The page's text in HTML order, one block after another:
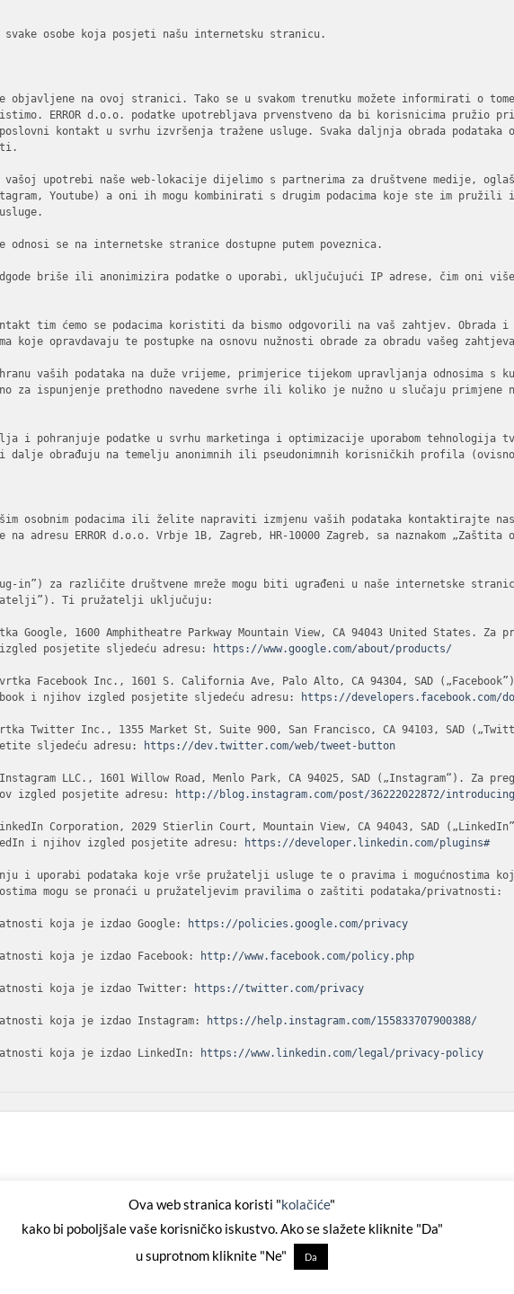
svake osobe koja posjeti našu internetsku stranicu.
na ovoj stranici. Tako se u svakom trenutku možete informirati o
ERROR d.o.o. podatke upotrebljava prvenstveno da bi korisnicima pružio
kontakt u svrhu izvršenja tražene usluge. Svaka daljnja obrada podataka
upotrebi naše web-lokacije dijelimo s partnerima za društvene medije,
Youtube) a oni ih mogu kombinirati s drugim podacima koje ste im
se na internetske stranice dostupne putem poveznica.
briše ili anonimizira podatke o uporabi, uključujući IP adrese, čim oni
tim ćemo se podacima koristiti da bismo odgovorili na vaš zahtjev. Obrada i
koje opravdavaju te postupke na osnovu nužnosti obrade za obradu vašeg
vaših podataka na duže vrijeme, primjerice tijekom upravljanja odnosima s
za ispunjenje prethodno navedene svrhe ili koliko je nužno u slučaju primjene
i pohranjuje podatke u svrhu marketinga i optimizacije uporabom tehnologija
i dalje obrađuju na temelju anonimnih ili pseudonimnih korisničkih profila
adresu ERROR d.o.o. Vrbje 1B, Zagreb, HR-10000 Zagreb, sa naznakom „Zaštita
in”) za različite društvene mreže mogu biti ugrađeni u naše internetske
Ti pružatelji uključuju:
Google, 1600 Amphitheatre Parkway Mountain View, CA 94043 United States. Za
posjetite sljedeću adresu:
https://www.google.com/about/products/
Facebook Inc., 1601 S. California Ave, Palo Alto, CA 94304, SAD
i njihov izgled posjetite sljedeću adresu:
https://developers.facebook.com/
Twitter Inc., 1355 Market St, Suite 900, San Francisco, CA 94103, SAD
sljedeću adresu:
https://dev.twitter.com/web/tweet-button
LLC., 1601 Willow Road, Menlo Park, CA 94025, SAD („Instagram“). Za
izgled posjetite adresu:
http://blog.instagram.com/post/36222022872/
Corporation, 2029 Stierlin Court, Mountain View, CA 94043, SAD
i njihov izgled posjetite adresu:
https://developer.linkedin.com/plugins#
i uporabi podataka koje vrše pružatelji usluge te o pravima i mogućnostima
mogu se pronaći u pružateljevim pravilima o zaštiti podataka/privatnosti:
koja je izdao Google: https://policies.google.com/privacy
koja je izdao Facebook: http://www.facebook.com/policy.php
koja je izdao Twitter: https://twitter.com/privacy
koja je izdao Instagram: https://help.instagram.com/155833707900388/
koja je izdao LinkedIn: https://www.linkedin.com/legal/privacy-policy
Ova web stranica koristi "kolačiće"
kako bi poboljšale vaše korisničko iskustvo. Ako se slažete kliknite "Da"
u suprotnom kliknite "Ne"
Da